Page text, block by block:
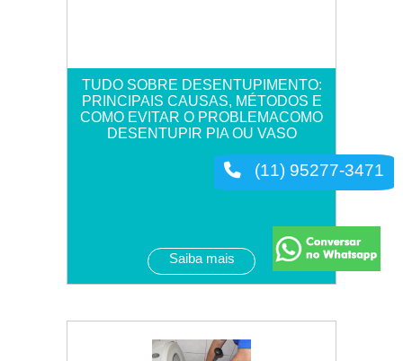
TUDO SOBRE DESENTUPIMENTO:
PRINCIPAIS CAUSAS, MÉTODOS E
COMO EVITAR O PROBLEMACOMO
DESENTUPIR PIA OU VASO
Saiba mais
(11) 95277-3471